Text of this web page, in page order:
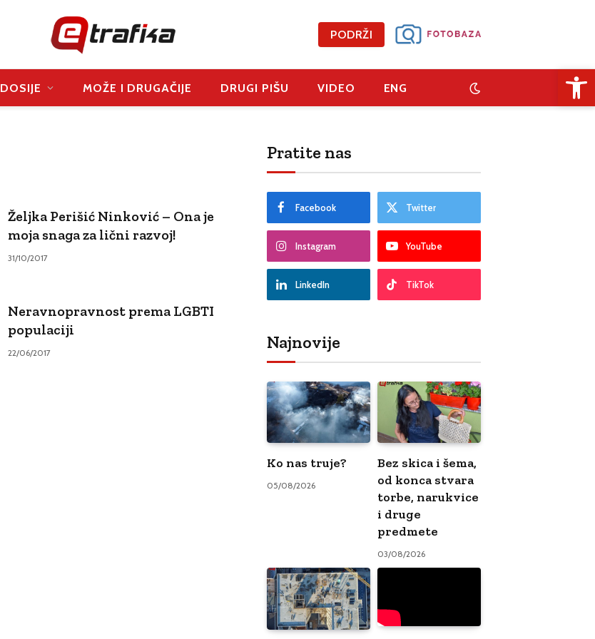
PODRŽI
DOSIJE MOŽE I DRUGAČIJE DRUGI PIŠU VIDEO ENG
Željka Perišić Ninković – Ona je
moja snaga za lični razvoj!
31/10/2017
Neravnopravnost prema LGBTI
populaciji
22/06/2017
Pratite nas
Facebook Twitter
Instagram YouTube
LinkedIn TikTok
Najnovije
Ko nas truje?
05/08/2026
Bez skica i šema,
od konca stvara
torbe, narukvice
i druge
predmete
03/08/2026